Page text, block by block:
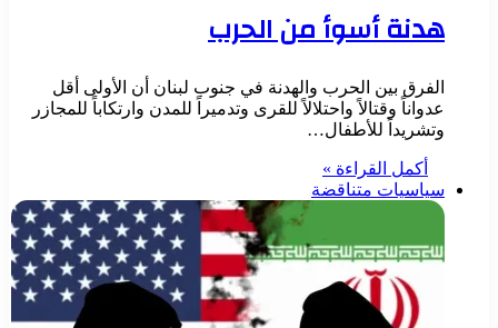
هدنة أسوأ من الحرب
‏الفرق بين الحرب والهدنة في جنوب لبنان أن الأولى أقل
عدواناً وقتالاً واحتلالاً للقرى وتدميراً للمدن وارتكاباً للمجازر
وتشريداً للأطفال…
أكمل القراءة »
سياسيات متناقضة